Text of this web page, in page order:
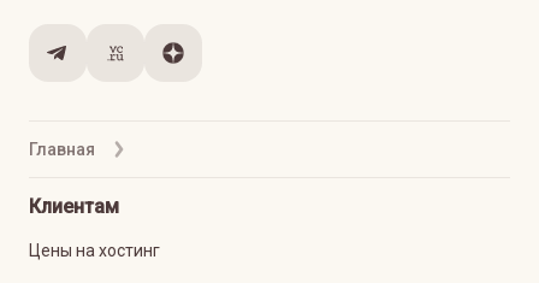
Главная
Клиентам
Цены на хостинг